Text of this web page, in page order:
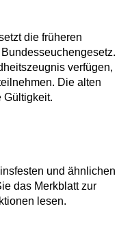
die früheren
verfügen,
Die alten
Gültigkeit.
und ähnlichen
das Merkblatt zur
lesen.